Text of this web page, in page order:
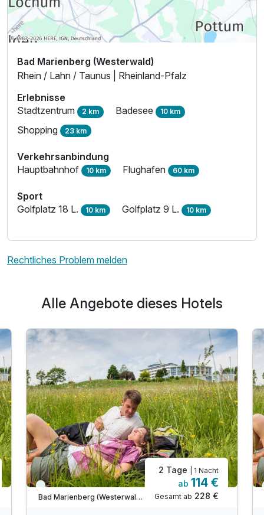
Bad Marienberg (Westerwald)
Rhein / Lahn / Taunus | Rheinland-Pfalz
Erlebnisse
Stadtzentrum 2 km Badesee 10 km
Shopping 23 km
Verkehrsanbindung
Hauptbahnhof 10 km Flughafen 60 km
Sport
Golfplatz 18 L. 10 km Golfplatz 9 L. 10 km
Rechtliches Problem melden
Alle Angebote dieses Hotels
Immer verfügbar
Bad Marienberg (Westerwald), Rhein / Lahn / Taunus
2 Tage | 1 Nacht
ab 114 €
Gesamt ab 228 €